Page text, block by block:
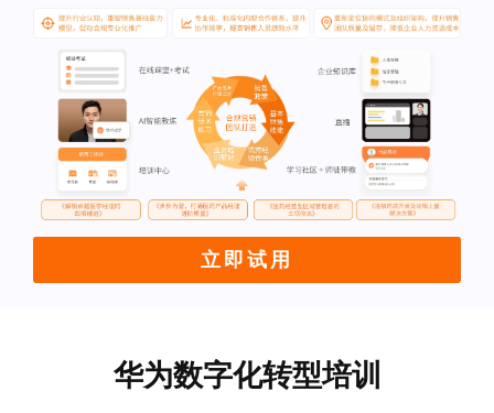
立即试用
华为数字化转型培训